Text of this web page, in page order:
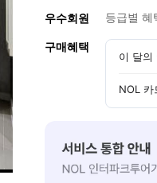
우수회원 등급별 혜
구매혜택
이 달의
NOL 카